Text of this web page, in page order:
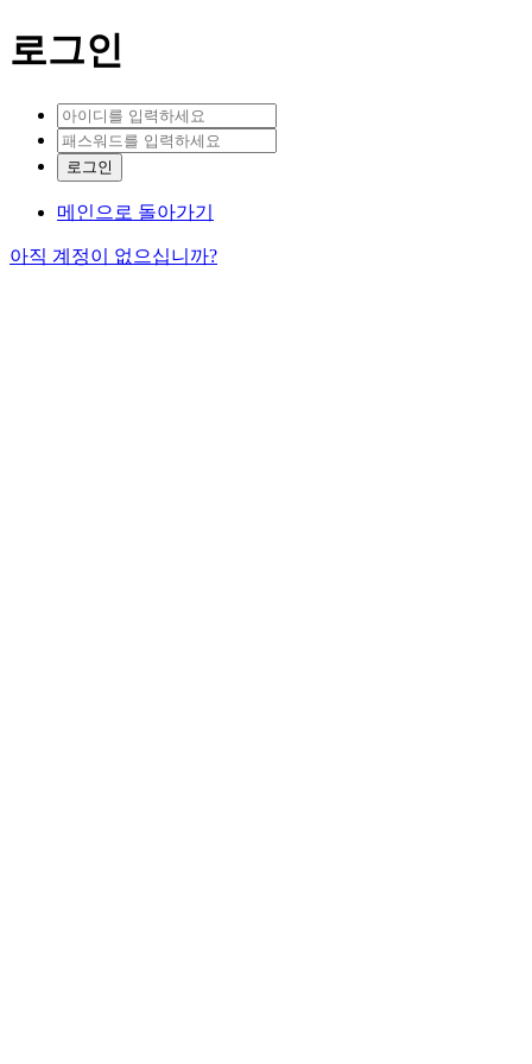
로그인
메인으로 돌아가기
아직 계정이 없으십니까?